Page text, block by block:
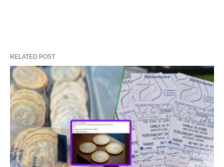
RELATED POST